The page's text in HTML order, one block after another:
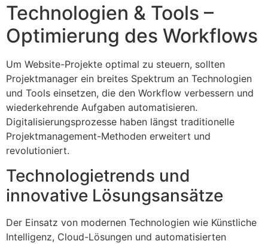
Technologien & Tools –
Optimierung des Workflows
Um Website-Projekte optimal zu steuern, sollten
Projektmanager ein breites Spektrum an Technologien
und Tools einsetzen, die den Workflow verbessern und
wiederkehrende Aufgaben automatisieren.
Digitalisierungsprozesse haben längst traditionelle
Projektmanagement-Methoden erweitert und
revolutioniert.
Technologietrends und
innovative Lösungsansätze
Der Einsatz von modernen Technologien wie Künstliche
Intelligenz, Cloud-Lösungen und automatisierten